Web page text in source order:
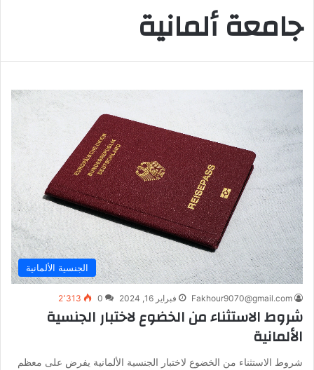
جامعة ألمانية
الجنسية الألمانية
Fakhour9070@gmail.com فبراير 16, 2024 0 2٬313
شروط الاستثناء من الخضوع لاختبار الجنسية
الألمانية
شروط الاستثناء من الخضوع لاختبار الجنسية الألمانية يفرض على معظم